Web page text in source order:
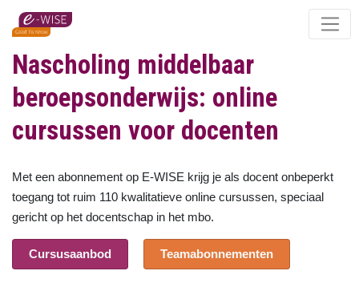
Skip
content
Nascholing middelbaar
beroepsonderwijs: online
cursussen voor docenten
Met een abonnement op E-WISE krijg je als docent onbeperkt
toegang tot ruim 110 kwalitatieve online cursussen, speciaal
gericht op het docentschap in het mbo.
Cursusaanbod Teamabonnementen